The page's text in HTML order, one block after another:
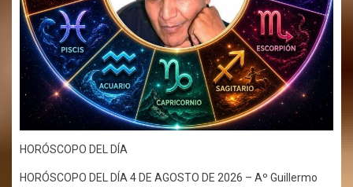
HORÓSCOPO DEL DÍA
HORÓSCOPO DEL DÍA 4 DE AGOSTO DE 2026 – Aº Guillermo